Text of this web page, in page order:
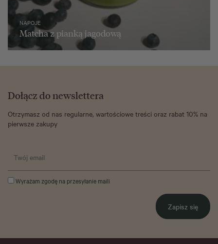
NAPOJE
Matcha z pianką jagodową
Dołącz do newslettera
Otrzymasz od nas regularne, wartościowe treści oraz rabat 10% na
pierwsze zakupy
Wyrażam zgodę na przesyłanie maili
Zapisz się